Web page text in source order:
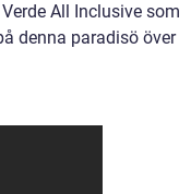
All Inclusive som
denna paradisö över